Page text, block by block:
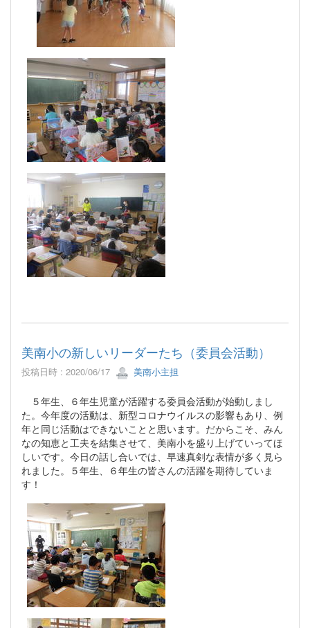
美南小の新しいリーダーたち（委員会活動）
投稿日時 : 2020/06/17 美南小主担
５年生、６年生児童が活躍する委員会活動が始動しまし
た。今年度の活動は、新型コロナウイルスの影響もあり、例
年と同じ活動はできないことと思います。だからこそ、みん
なの知恵と工夫を結集させて、美南小を盛り上げていってほ
しいです。今日の話し合いでは、早速真剣な表情が多く見ら
れました。５年生、６年生の皆さんの活躍を期待していま
す！